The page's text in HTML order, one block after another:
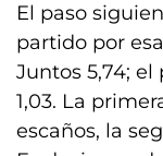
El paso
partido por
Juntos 5,74; el
1,03. La
escaños, la